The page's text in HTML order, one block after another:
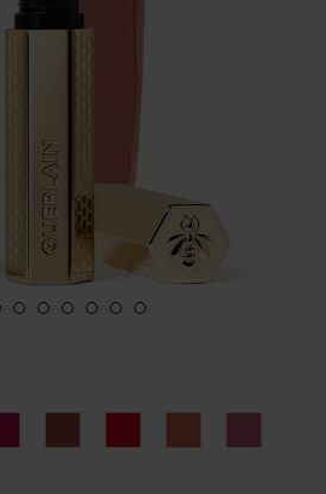
VIBRANTPEONYPETAL ORANGETENDER